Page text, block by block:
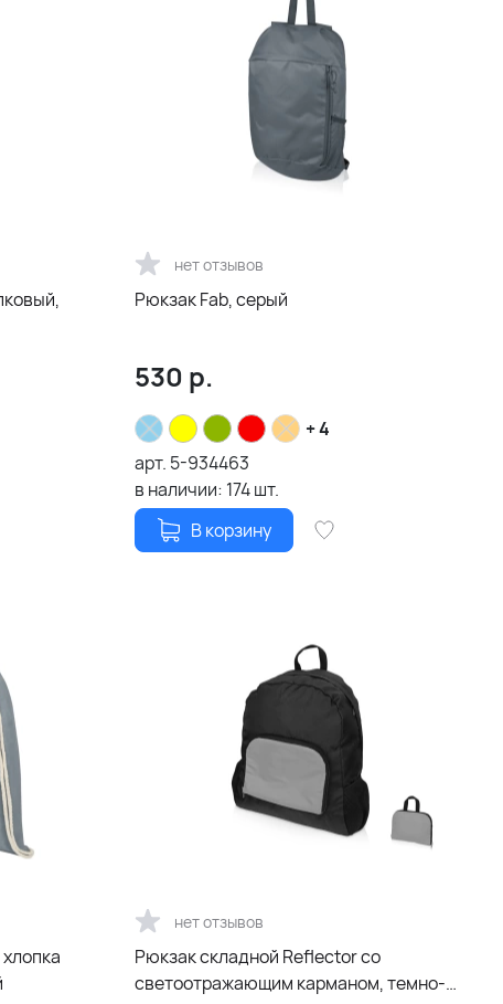
нет отзывов
Рюкзак Fab, серый
530 р.
+ 4
арт. 5-934463
в наличии: 174шт.
В корзину
нет отзывов
Рюкзак складной Reflector со
светоотражающим карманом, темно-